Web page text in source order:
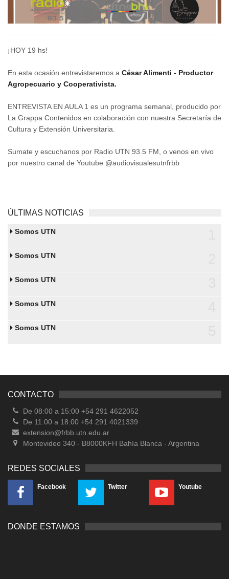
¡HOY 19 hs!
En esta ocasión entrevistaremos a César Alimenti - Productor
Agropecuario y Cooperativista.
ENTREVISTA EN AULA 1 es un programa semanal, producido por
La Grappa Contenidos en colaboración con nuestra Secretaría de
Cultura y Extensión Universitaria.
Sumate y escuchanos por Radio UTN 93.5 FM, o venos en vivo
por nuestro canal de Youtube @audiovisualesutnfrbb
ÚLTIMAS NOTICIAS
Somos UTN
Somos UTN
Somos UTN
Somos UTN
Somos UTN
CONTACTO
De 08:00 a 15:00 +54 291 4622052
De 11:00 a 18:00 +54 291 4021339
extension@frbb.utn.edu.ar
Montevideo 340 - B8000KFH Bahía Blanca - Argentina
REDES SOCIALES
Facebook Twitter Youtube
DONDE ESTAMOS